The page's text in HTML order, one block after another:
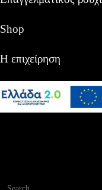
Shop
Η επιχείρηση